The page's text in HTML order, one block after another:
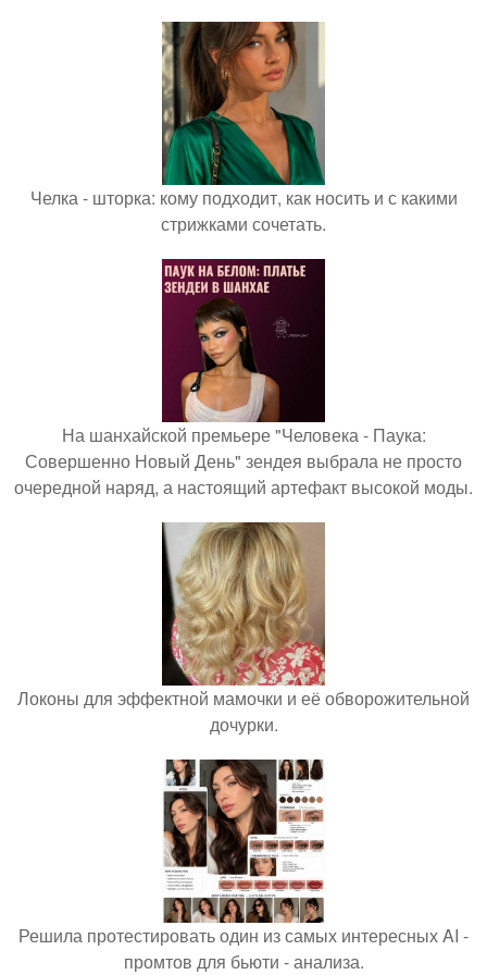
Челка - шторка: кому подходит, как носить и с какими
стрижками сочетать.
На шанхайской премьере "Человека - Паука:
Совершенно Новый День" зендея выбрала не просто
очередной наряд, а настоящий артефакт высокой моды.
Локоны для эффектной мамочки и её обворожительной
дочурки.
Решила протестировать один из самых интересных AI -
промтов для бьюти - анализа.